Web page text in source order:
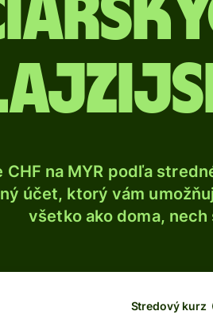
CHF na MYR podľa
účet, ktorý vám
všetko ako doma,
Stredový kurz